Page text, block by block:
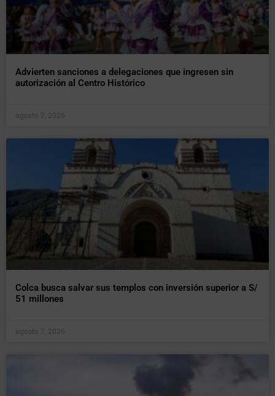
Advierten sanciones a delegaciones que ingresen sin
autorización al Centro Histórico
agosto 7, 2026
Colca busca salvar sus templos con inversión superior a S/
51 millones
agosto 7, 2026